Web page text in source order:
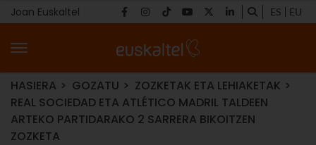
Joan Euskaltel ES EU
HASIERA GOZATU
ZOZKETAK ETA LEHIAKETAK
REAL SOCIEDAD ETA ATLÉTICO MADRIL TALDEEN
ARTEKO PARTIDARAKO 2 SARRERA BIKOITZEN
ZOZKETA